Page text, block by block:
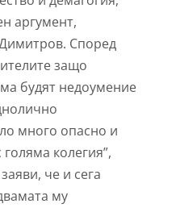
аргумент,
Според
защо
будят недоумение
много опасно и
колегия”,
че и сега
му